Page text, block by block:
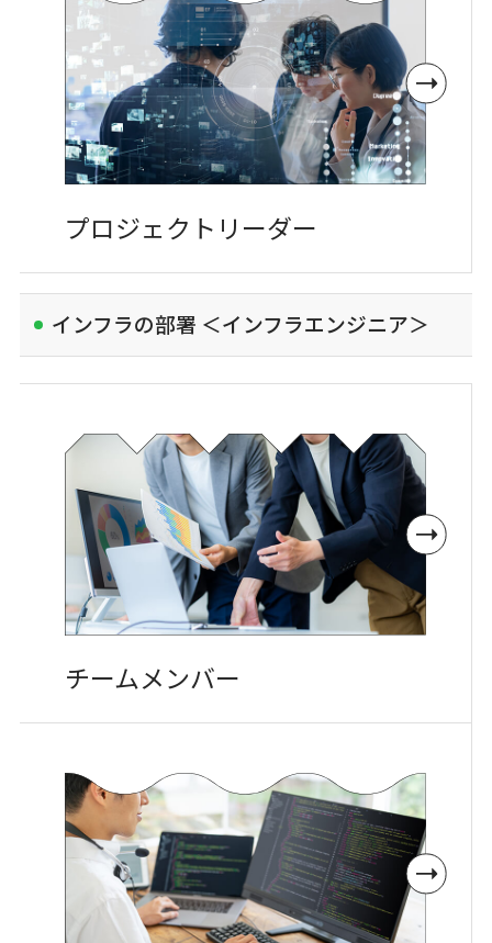
プロジェクト リーダー
インフラの部署 ＜インフラエンジニア＞
チームメンバー